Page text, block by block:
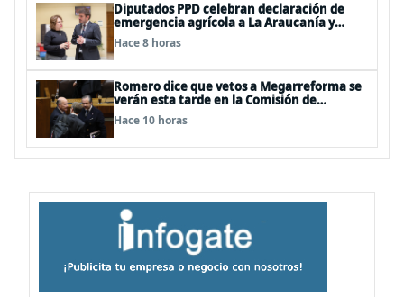
Diputados PPD celebran declaración de
emergencia agrícola a La Araucanía y
piden agilizar ayudas económicas a
familias
Hace 8 horas
Romero dice que vetos a Megarreforma se
verán esta tarde en la Comisión de
Hacienda
Hace 10 horas